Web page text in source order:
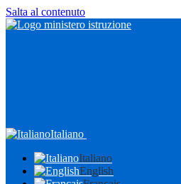
Salta al contenuto
Italiano
Italiano
English